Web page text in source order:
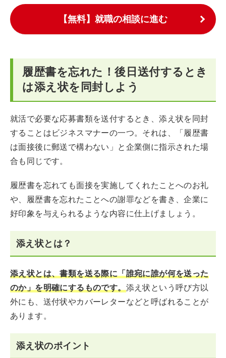
【無料】就職の相談に進む
履歴書を忘れた！後日送付するとき
は添え状を同封しよう
就活で必要な応募書類を送付するとき、添え状を同封
することはビジネスマナーの一つ。それは、「履歴書
は面接後に郵送で構わない」と企業側に指示された場
合も同じです。
履歴書を忘れても面接を実施してくれたことへのお礼
や、履歴書を忘れたことへの謝罪などを書き、企業に
好印象を与えられるような内容に仕上げましょう。
添え状とは？
添え状とは、書類を送る際に「誰宛に誰が何を送った
のか」を明確にするものです。添え状という呼び方以
外にも、送付状やカバーレターなどと呼ばれることが
あります。
添え状のポイント